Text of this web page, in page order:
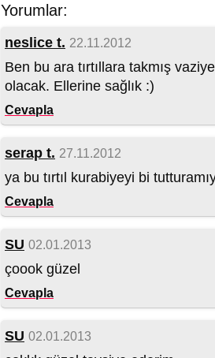
Yorumlar:
neslice t. 22.11.2012
Ben bu ara tırtıllara takmış
olacak. Ellerine sağlık :)
Cevapla
serap t. 27.11.2012
ya bu tırtıl kurabiyeyi bi
Cevapla
SU 02.01.2013
çoook güzel
Cevapla
SU 02.01.2013